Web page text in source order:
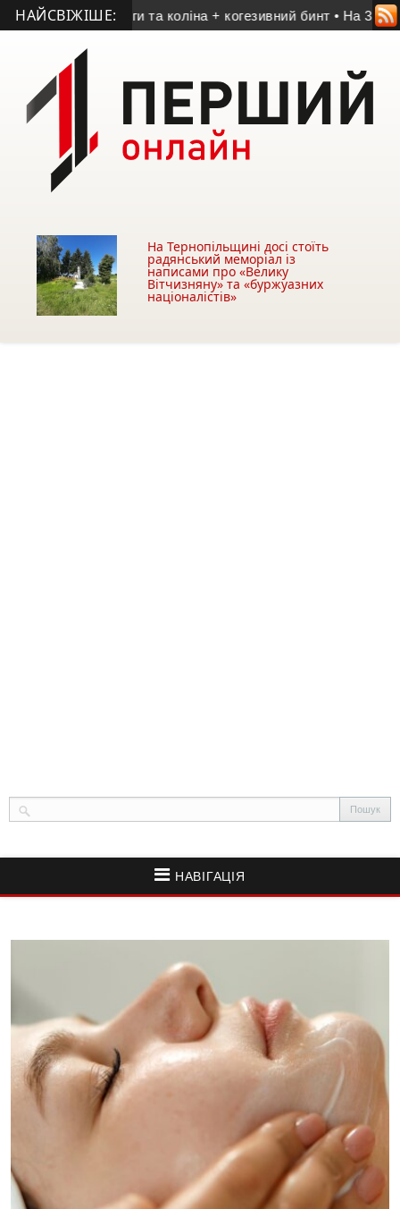
НАЙСВІЖІШЕ:
для ноги та коліна + когезивний бинт • На 33-му році
На Тернопільщині досі стоїть
радянський меморіал із
написами про «Велику
Вітчизняну» та «буржуазних
націоналістів»
НАВІГАЦІЯ